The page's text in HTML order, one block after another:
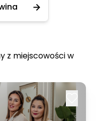
z miejscowości w